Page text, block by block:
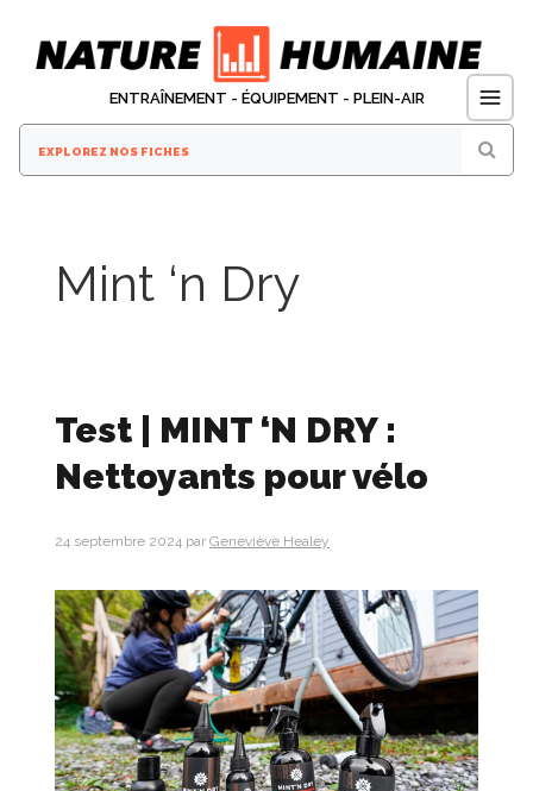
contenu
ENTRAÎNEMENT - ÉQUIPEMENT - PLEIN-AIR
Mint ‘n Dry
Test | MINT ‘N DRY :
Nettoyants pour vélo
24 septembre 2024 par Geneviève Healey